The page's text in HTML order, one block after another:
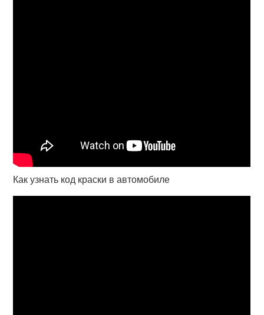
Как узнать код краски в автомобиле